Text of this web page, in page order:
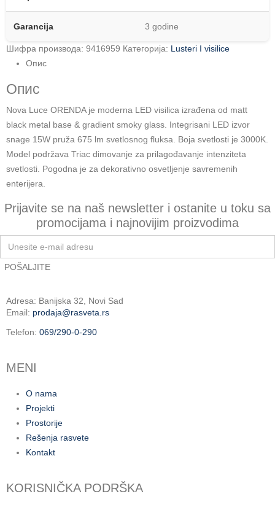
Garancija 3 godine
Шифра производа: 9416959 Категорија: Lusteri I visilice
Опис
Опис
Nova Luce ORENDA je moderna LED visilica izrađena od matt
black metal base & gradient smoky glass. Integrisani LED izvor
snage 15W pruža 675 lm svetlosnog fluksa. Boja svetlosti je 3000K.
Model podržava Triac dimovanje za prilagođavanje intenziteta
svetlosti. Pogodna je za dekorativno osvetljenje savremenih
enterijera.
Prijavite se na naš newsletter i ostanite u toku sa
promocijama i najnovijim proizvodima
Adresa: Banijska 32, Novi Sad
Email: prodaja@rasveta.rs
Telefon: 069/290-0-290
MENI
O nama
Projekti
Prostorije
Rešenja rasvete
Kontakt
KORISNIČKA PODRŠKA